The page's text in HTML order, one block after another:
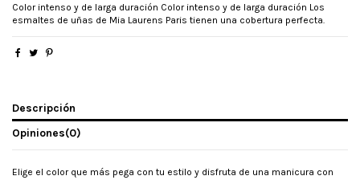
Color intenso y de larga duración Color intenso y de larga duración Los
esmaltes de uñas de Mia Laurens Paris tienen una cobertura perfecta.
Descripción
Opiniones(0)
Elige el color que más pega con tu estilo y disfruta de una manicura con